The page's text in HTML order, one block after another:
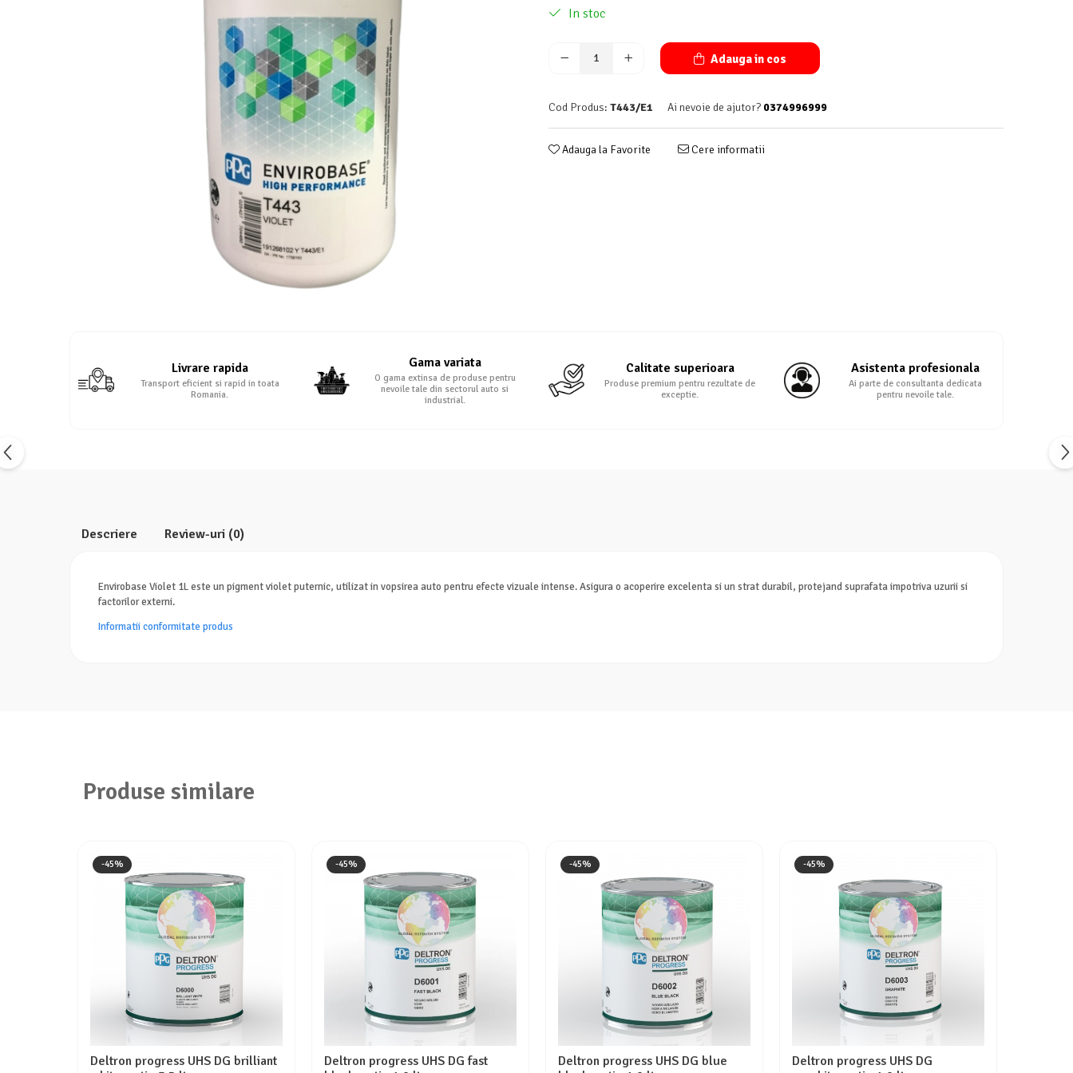
In stoc
Adauga in cos
Cod Produs: T443/E1 Ai nevoie de ajutor? 0374996999
Adauga la Favorite Cere informatii
Livrare rapida
Transport eficient si rapid in toata
Romania.
Gama variata
O gama extinsa de produse pentru
nevoile tale din sectorul auto si
industrial.
Calitate superioara
Produse premium pentru rezultate de
exceptie.
Asistenta profesionala
Ai parte de consultanta dedicata
pentru nevoile tale.
Descriere Review-uri (0)
Envirobase Violet 1L este un pigment violet puternic, utilizat in vopsirea auto pentru efecte vizuale intense. Asigura o acoperire excelenta si un strat durabil, protejand suprafata impotriva uzurii si
factorilor externi.
Informatii conformitate produs
Produse similare
-45%
Deltron progress UHS DG brilliant
-45%
Deltron progress UHS DG fast
-45%
Deltron progress UHS DG blue
-45%
Deltron progress UHS DG